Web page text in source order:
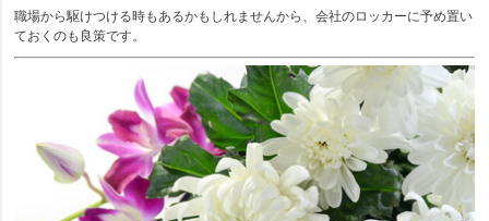
職場から駆けつける時もあるかもしれませんから、会社のロッカーに予め置い
ておくのも良策です。